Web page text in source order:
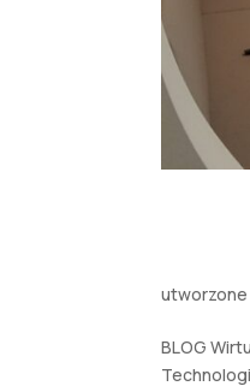
BLOG